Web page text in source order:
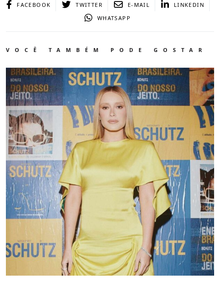
FACEBOOK TWITTER E-MAIL
LINKEDIN
WHATSAPP
VOCÊ TAMBÉM PODE GOSTAR